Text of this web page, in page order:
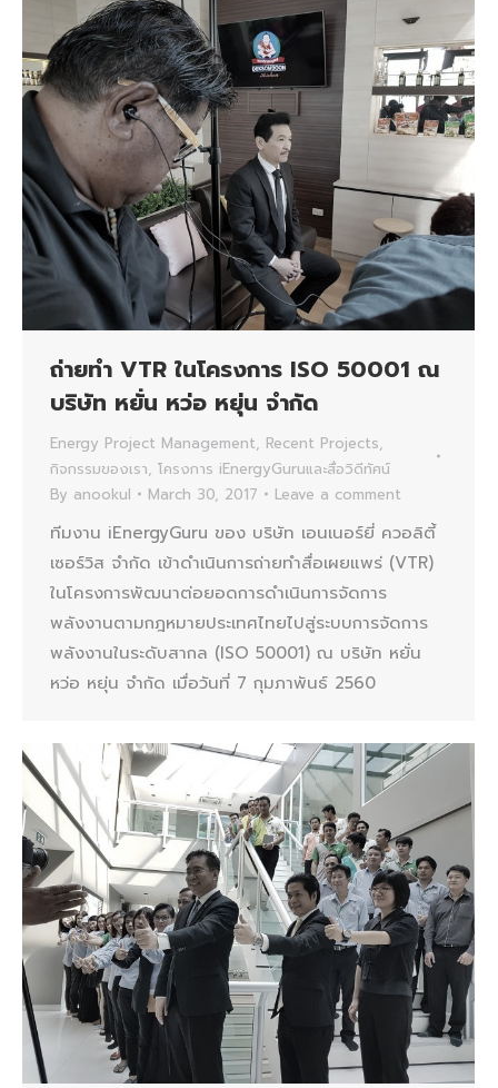
ถ่ายทำ VTR ในโครงการ ISO 50001 ณ
บริษัท หยั่น หว่อ หยุ่น จำกัด
Energy Project Management, Recent Projects,
กิจกรรมของเรา, โครงการ iEnergyGuruและสื่อวิดีทัศน์
By anookul March 30, 2017 Leave a comment
ทีมงาน iEnergyGuru ของ บริษัท เอนเนอร์ยี่ ควอลิตี้
เซอร์วิส จำกัด เข้าดำเนินการถ่ายทำสื่อเผยแพร่ (VTR)
ในโครงการพัฒนาต่อยอดการดำเนินการจัดการ
พลังงานตามกฎหมายประเทศไทยไปสู่ระบบการจัดการ
พลังงานในระดับสากล (ISO 50001) ณ บริษัท หยั่น
หว่อ หยุ่น จำกัด เมื่อวันที่ 7 กุมภาพันธ์ 2560